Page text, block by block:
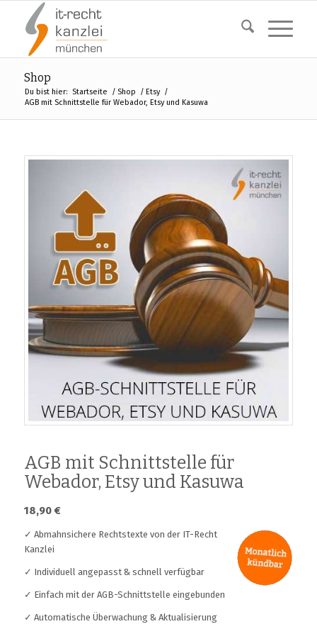
Shop
Du bist hier: Startseite / Shop / Etsy /
AGB mit Schnittstelle für Webador, Etsy und Kasuwa
AGB mit Schnittstelle für
Webador, Etsy und Kasuwa
18,90 €
✓ Abmahnsichere Rechtstexte von der IT-Recht
Kanzlei
✓ Individuell angepasst & schnell verfügbar
✓ Einfach mit der AGB-Schnittstelle eingebunden
✓ Automatische Überwachung & Aktualisierung